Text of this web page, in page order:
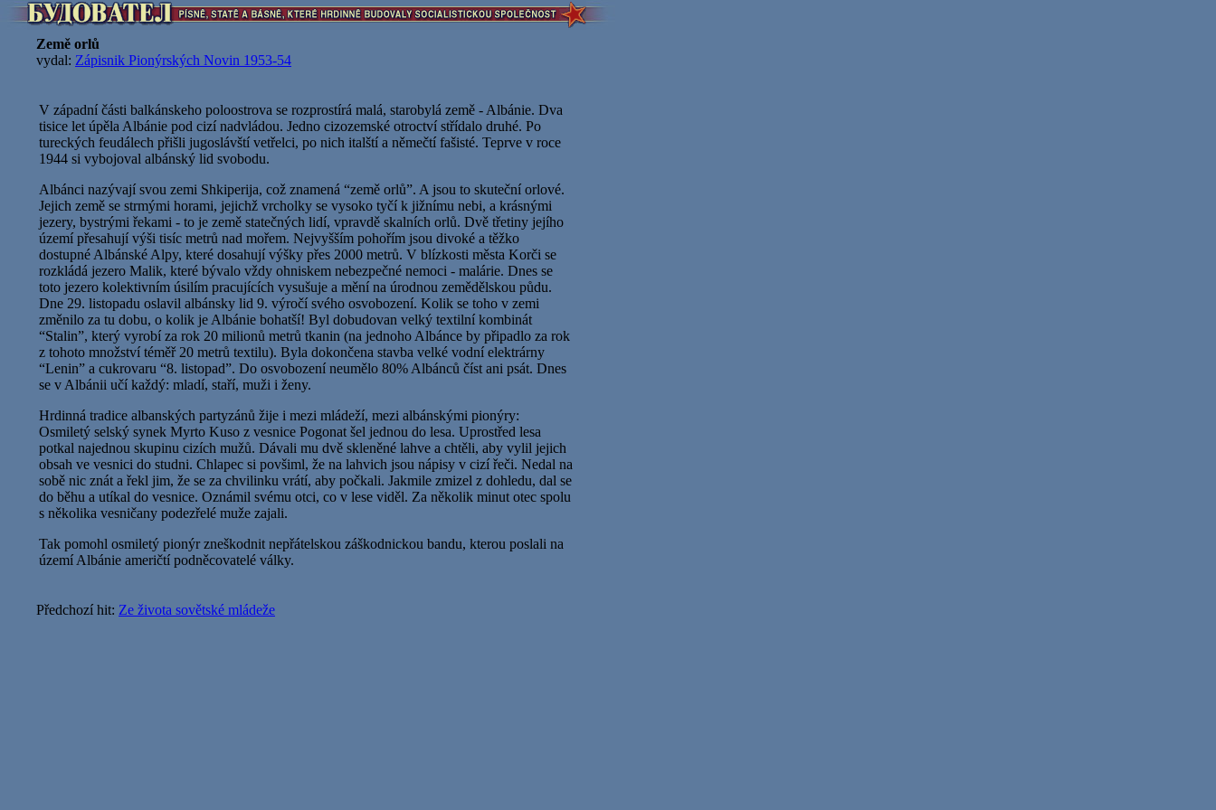
Země orlů
vydal: Zápisnik Pionýrských Novin 1953-54
V západní části balkánskeho poloostrova se rozprostírá malá, starobylá země - Albánie. Dva
tisice let úpěla Albánie pod cizí nadvládou. Jedno cizozemské otroctví střídalo druhé. Po
tureckých feudálech přišli jugoslávští vetřelci, po nich italští a němečtí fašisté. Teprve v roce
1944 si vybojoval albánský lid svobodu.
Albánci nazývají svou zemi Shkiperija, což znamená “země orlů”. A jsou to skuteční orlové.
Jejich země se strmými horami, jejichž vrcholky se vysoko tyčí k jižnímu nebi, a krásnými
jezery, bystrými řekami - to je země statečných lidí, vpravdě skalních orlů. Dvě třetiny jejího
území přesahují výši tisíc metrů nad mořem. Nejvyšším pohořím jsou divoké a těžko
dostupné Albánské Alpy, které dosahují výšky přes 2000 metrů. V blízkosti města Korči se
rozkládá jezero Malik, které bývalo vždy ohniskem nebezpečné nemoci - malárie. Dnes se
toto jezero kolektivním úsilím pracujících vysušuje a mění na úrodnou zemědělskou půdu.
Dne 29. listopadu oslavil albánsky lid 9. výročí svého osvobození. Kolik se toho v zemi
změnilo za tu dobu, o kolik je Albánie bohatší! Byl dobudovan velký textilní kombinát
“Stalin”, který vyrobí za rok 20 milionů metrů tkanin (na jednoho Albánce by připadlo za rok
z tohoto množství téměř 20 metrů textilu). Byla dokončena stavba velké vodní elektrárny
“Lenin” a cukrovaru “8. listopad”. Do osvobození neumělo 80% Albánců číst ani psát. Dnes
se v Albánii učí každý: mladí, staří, muži i ženy.
Hrdinná tradice albanských partyzánů žije i mezi mládeží, mezi albánskými pionýry:
Osmiletý selský synek Myrto Kuso z vesnice Pogonat šel jednou do lesa. Uprostřed lesa
potkal najednou skupinu cizích mužů. Dávali mu dvě skleněné lahve a chtěli, aby vylil jejich
obsah ve vesnici do studni. Chlapec si povšiml, že na lahvich jsou nápisy v cizí řeči. Nedal na
sobě nic znát a řekl jim, že se za chvilinku vrátí, aby počkali. Jakmile zmizel z dohledu, dal se
do běhu a utíkal do vesnice. Oznámil svému otci, co v lese viděl. Za několik minut otec spolu
s několika vesničany podezřelé muže zajali.
Tak pomohl osmiletý pionýr zneškodnit nepřátelskou záškodnickou bandu, kterou poslali na
území Albánie američtí podněcovatelé války.
Předchozí hit: Ze života sovětské mládeže